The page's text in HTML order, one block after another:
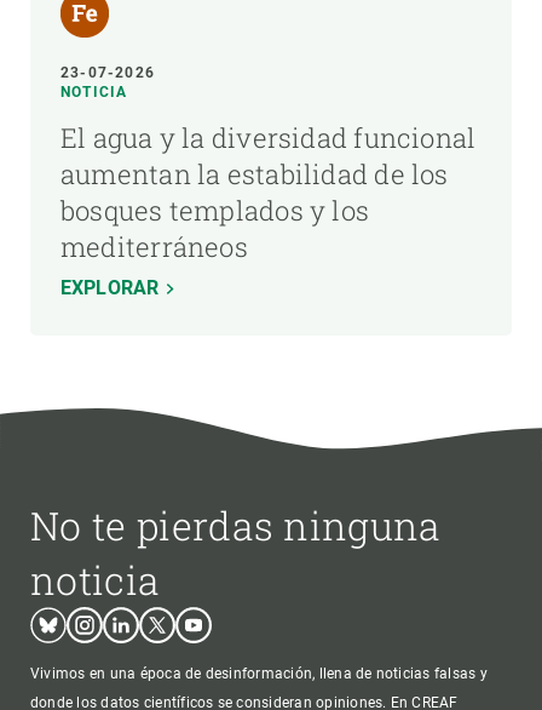
23-07-2026
NOTICIA
El agua y la diversidad funcional
aumentan la estabilidad de los
bosques templados y los
mediterráneos
EXPLORAR
No te pierdas ninguna
noticia
BlueskyInstagram
LinkedinTwitterYoutube
Vivimos en una época de desinformación, llena de noticias falsas y
donde los datos científicos se consideran opiniones. En CREAF